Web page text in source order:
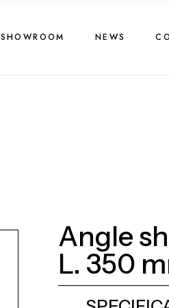
SHOWROOM NEWS
Angle
L. 350